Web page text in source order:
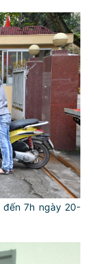
đến 7h ngày 20-